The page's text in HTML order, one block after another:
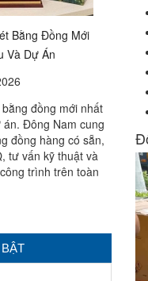
Bằng Đồng Mới
Và Dự Án
đồng mới nhất
Đông Nam cung
đồng hàng có sẵn,
tư vấn kỹ thuật và
trình trên toàn